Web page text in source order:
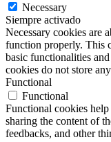
Necessary
Siempre activado
Necessary cookies are
function properly. This
basic functionalities
cookies do not store
Functional
Functional
Functional cookies
sharing the content of
feedbacks, and other